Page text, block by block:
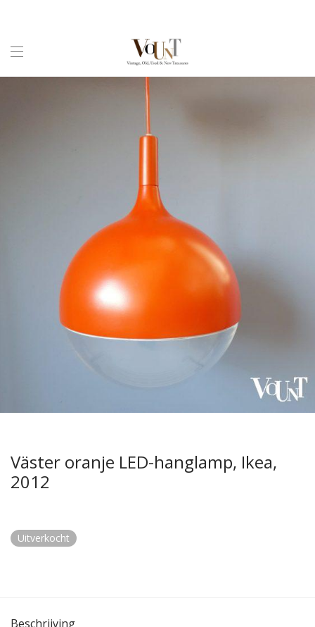
Väster oranje LED-hanglamp, Ikea,
2012
Uitverkocht
Beschrijving